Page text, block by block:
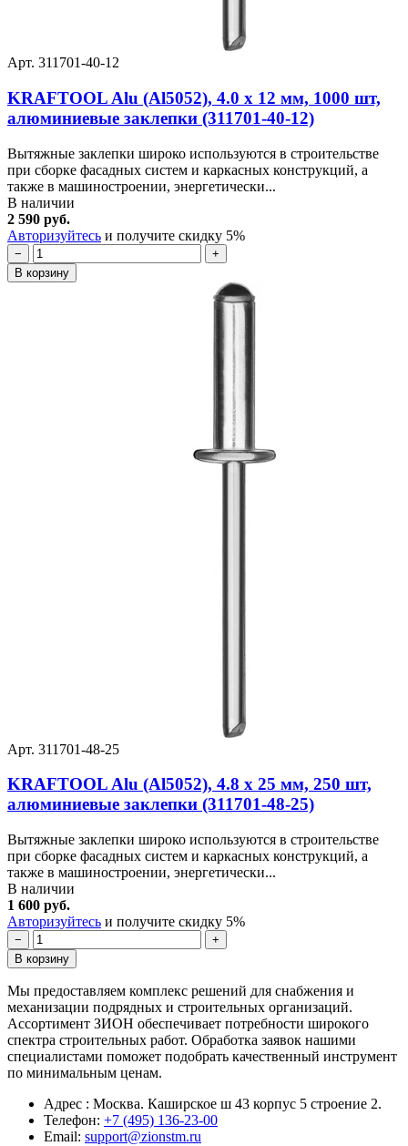
Арт. 311701-40-12
KRAFTOOL Alu (Al5052), 4.0 x 12 мм, 1000 шт,
алюминиевые заклепки (311701-40-12)
Вытяжные заклепки широко используются в строительстве
при сборке фасадных систем и каркасных конструкций, а
также в машиностроении, энергетически...
В наличии
2 590 руб.
Авторизуйтесь и получите скидку 5%
−
+
В корзину
Арт. 311701-48-25
KRAFTOOL Alu (Al5052), 4.8 x 25 мм, 250 шт,
алюминиевые заклепки (311701-48-25)
Вытяжные заклепки широко используются в строительстве
при сборке фасадных систем и каркасных конструкций, а
также в машиностроении, энергетически...
В наличии
1 600 руб.
Авторизуйтесь и получите скидку 5%
−
+
В корзину
Мы предоставляем комплекс решений для снабжения и
механизации подрядных и строительных организаций.
Ассортимент ЗИОН обеспечивает потребности широкого
спектра строительных работ. Обработка заявок нашими
специалистами поможет подобрать качественный инструмент
по минимальным ценам.
Адрес : Москва. Каширское ш 43 корпус 5 строение 2.
Телефон: +7 (495) 136-23-00
Email: support@zionstm.ru